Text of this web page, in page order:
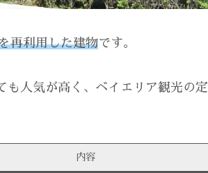
再利用した建物です。
も人気が高く、ベイエリア観光の定
内容